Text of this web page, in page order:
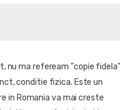
nu ma refeream "copie fidela"
conditie fizica. Este un
in Romania va mai creste